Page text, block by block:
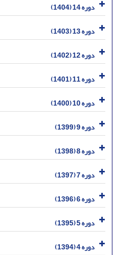
دوره 14 (1404)
دوره 13 (1403)
دوره 12 (1402)
دوره 11 (1401)
دوره 10 (1400)
دوره 9 (1399)
دوره 8 (1398)
دوره 7 (1397)
دوره 6 (1396)
دوره 5 (1395)
دوره 4 (1394)